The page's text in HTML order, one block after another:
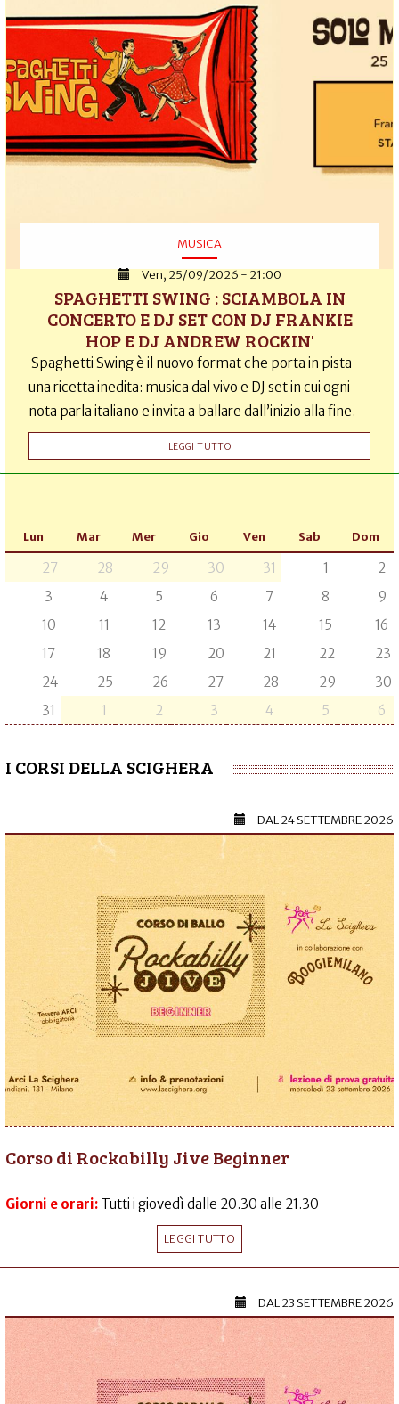
MUSICA
Ven, 25/09/2026 - 21:00
SPAGHETTI SWING : SCIAMBOLA IN
CONCERTO E DJ SET CON DJ FRANKIE
HOP E DJ ANDREW ROCKIN'
Spaghetti Swing è il nuovo format che porta in pista
una ricetta inedita: musica dal vivo e DJ set in cui ogni
nota parla italiano e invita a ballare dall’inizio alla fine.
LEGGI TUTTO
Lun Mar Mer Gio Ven Sab Dom
27 28 29 30 31 1
2
3
4 5 6 7 8
9
10
11 12 13 14 15
16
17
18 19 20 21 22
23
24
25 26 27 28 29
30
31
1 2 3 4 5 6
I CORSI DELLA SCIGHERA
DAL24 SETTEMBRE 2026
Corso di Rockabilly Jive Beginner
Giorni e orari: Tutti i giovedì dalle 20.30 alle 21.30
LEGGI TUTTO
DAL23 SETTEMBRE 2026